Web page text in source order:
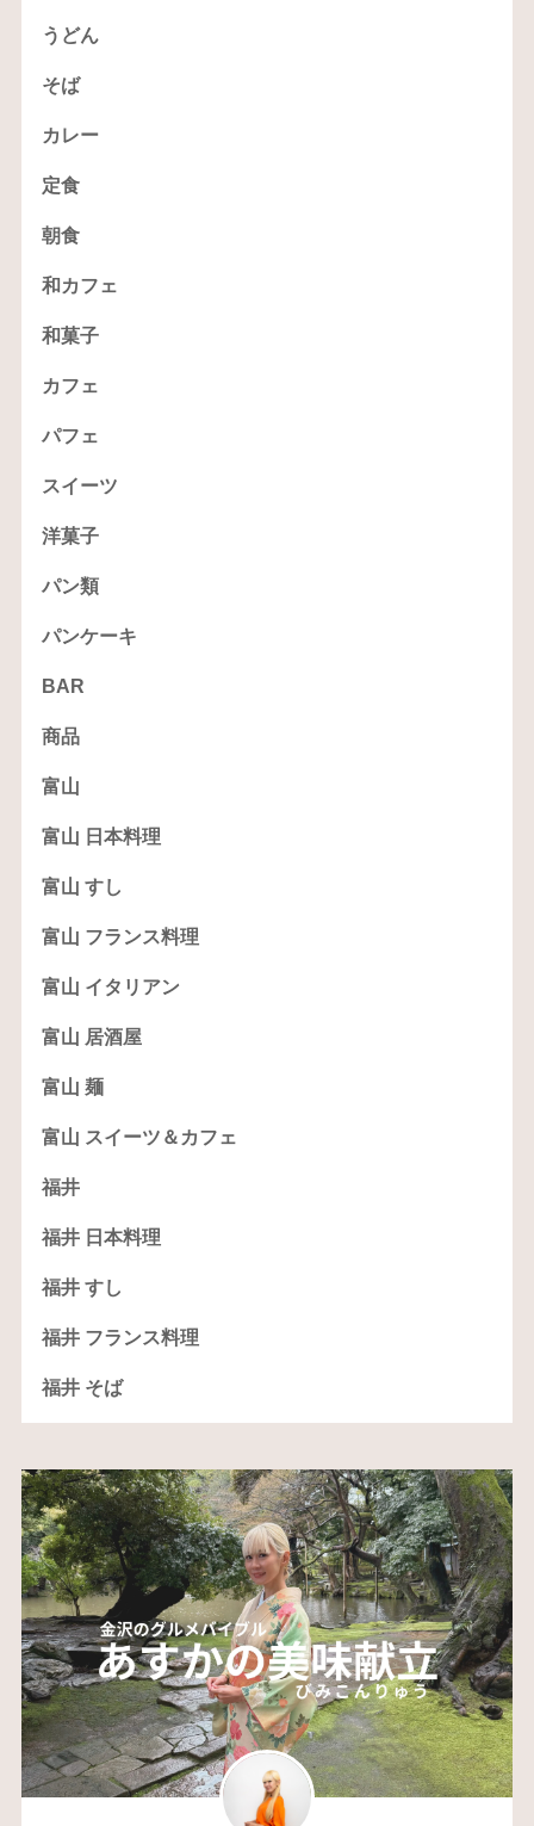
うどん
そば
カレー
定食
朝食
和カフェ
和菓子
カフェ
パフェ
スイーツ
洋菓子
パン類
パンケーキ
BAR
商品
富山
富山 日本料理
富山 すし
富山 フランス料理
富山 イタリアン
富山 居酒屋
富山 麺
富山 スイーツ＆カフェ
福井
福井 日本料理
福井 すし
福井 フランス料理
福井 そば